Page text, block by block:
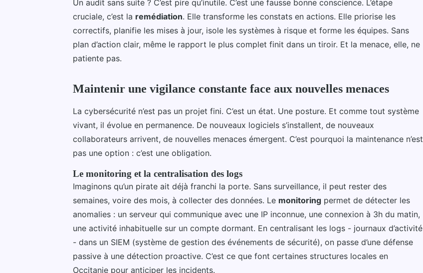
Un audit sans suite ? C’est pire qu’inutile. C’est une fausse bonne conscience. L’étape
cruciale, c’est la remédiation. Elle transforme les constats en actions. Elle priorise les
correctifs, planifie les mises à jour, isole les systèmes à risque et forme les équipes. Sans
plan d’action clair, même le rapport le plus complet finit dans un tiroir. Et la menace, elle, ne
patiente pas.
Maintenir une vigilance constante face aux nouvelles menaces
La cybersécurité n’est pas un projet fini. C’est un état. Une posture. Et comme tout système
vivant, il évolue en permanence. De nouveaux logiciels s’installent, de nouveaux
collaborateurs arrivent, de nouvelles menaces émergent. C’est pourquoi la maintenance n’est
pas une option : c’est une obligation.
Le monitoring et la centralisation des logs
Imaginons qu’un pirate ait déjà franchi la porte. Sans surveillance, il peut rester des
semaines, voire des mois, à collecter des données. Le monitoring permet de détecter les
anomalies : un serveur qui communique avec une IP inconnue, une connexion à 3h du matin,
une activité inhabituelle sur un compte dormant. En centralisant les logs - journaux d’activité
- dans un SIEM (système de gestion des événements de sécurité), on passe d’une défense
passive à une détection proactive. C’est ce que font certaines structures locales en
Occitanie pour anticiper les incidents.